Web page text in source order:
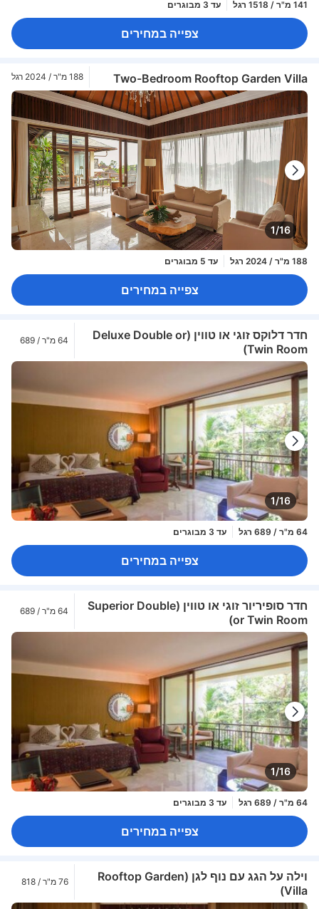
141 מ"ר / 1518 רגל עד 3 מבוגרים
צפייה במחירים
Two-Bedroom Rooftop Garden Villa 188 מ"ר / 2024 רגל
1/16
188 מ"ר / 2024 רגל עד 5 מבוגרים
צפייה במחירים
חדר דלוקס זוגי או טווין (Deluxe Double or
Twin Room)
64 מ"ר / 689
1/16
64 מ"ר / 689 רגל עד 3 מבוגרים
צפייה במחירים
חדר סופיריור זוגי או טווין (Superior Double
or Twin Room)
64 מ"ר / 689
1/16
64 מ"ר / 689 רגל עד 3 מבוגרים
צפייה במחירים
וילה על הגג עם נוף לגן (Rooftop Garden
Villa)
76 מ"ר / 818